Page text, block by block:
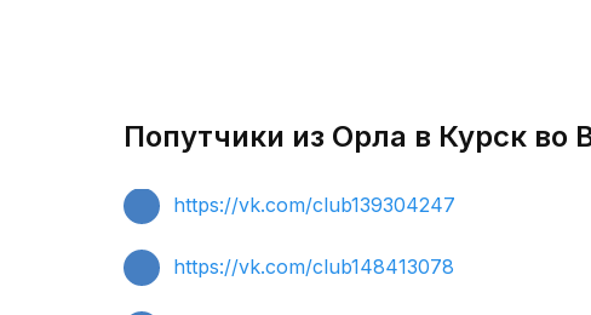
Попутчики из Орла в Курск во
https://vk.com/club139304247
https://vk.com/club148413078